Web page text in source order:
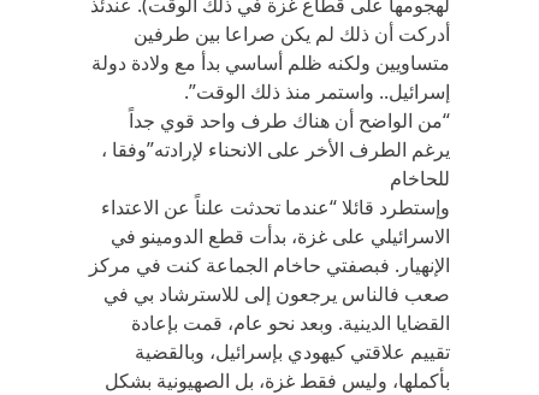
أدركت أن ذلك لم يكن صراعا بين طرفين
متساويين ولكنه ظلم أساسي بدأ مع ولادة دولة
إسرائيل.. واستمر منذ ذلك الوقت”.
“من الواضح أن هناك طرف واحد قوي جداً
يرغم الطرف الأخر على الانحناء لإرادته”‪، وفقا
للحاخام‬
وإستطرد قائلا “عندما تحدثت علناً عن الاعتداء
الاسرائيلي على غزة، بدأت قطع الدومينو في
الإنهيار. فبصفتي حاخام الجماعة كنت في مركز
صعب فالناس يرجعون إلى للاسترشاد بي في
القضايا الدينية. وبعد نحو عام، قمت بإعادة
تقييم علاقتي كيهودي بإسرائيل، وبالقضية
بأكملها، وليس فقط غزة، بل الصهيونية بشكل